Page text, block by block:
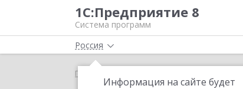
1С:Предприятие 8
Система программ
Россия
Информация на сайте будет
Главная